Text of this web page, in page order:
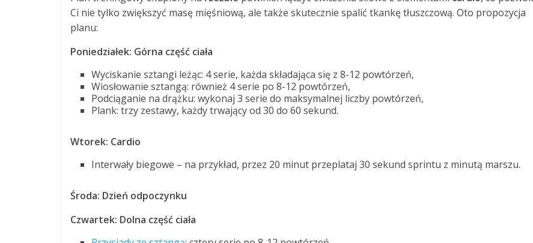
Ci nie tylko zwiększyć masę mięśniową, ale także skutecznie spalić tkankę tłuszczową. Oto propozycja
planu:
Poniedziałek: Górna część ciała
Wyciskanie sztangi leżąc: 4 serie, każda składająca się z 8-12 powtórzeń,
Wiosłowanie sztangą: również 4 serie po 8-12 powtórzeń,
Podciąganie na drążku: wykonaj 3 serie do maksymalnej liczby powtórzeń,
Plank: trzy zestawy, każdy trwający od 30 do 60 sekund.
Wtorek: Cardio
Interwały biegowe – na przykład, przez 20 minut przeplataj 30 sekund sprintu z minutą marszu.
Środa: Dzień odpoczynku
Czwartek: Dolna część ciała